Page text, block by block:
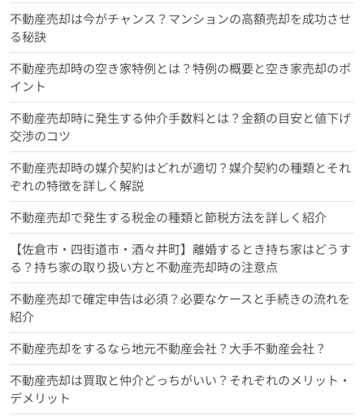
不動産売却は今がチャンス？マンションの高額売却を成功させ
る秘訣
不動産売却時の空き家特例とは？特例の概要と空き家売却のポ
イント
不動産売却時に発生する仲介手数料とは？金額の目安と値下げ
交渉のコツ
不動産売却時の媒介契約はどれが適切？媒介契約の種類とそれ
ぞれの特徴を詳しく解説
不動産売却で発生する税金の種類と節税方法を詳しく紹介
【佐倉市・四街道市・酒々井町】離婚するとき持ち家はどうす
る？持ち家の取り扱い方と不動産売却時の注意点
不動産売却で確定申告は必須？必要なケースと手続きの流れを
紹介
不動産売却をするなら地元不動産会社？大手不動産会社？
不動産売却は買取と仲介どっちがいい？それぞれのメリット・
デメリット